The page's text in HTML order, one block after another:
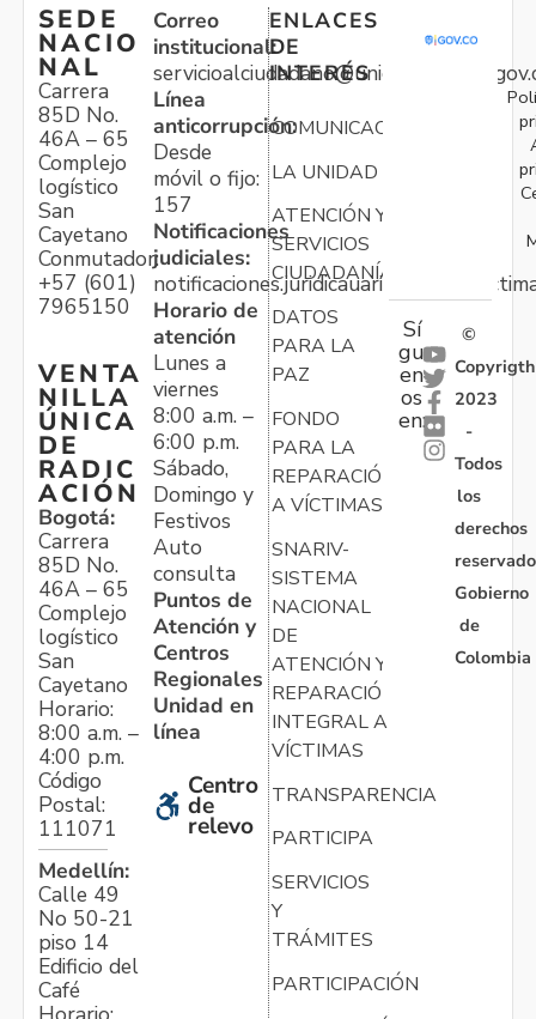
SEDE
NACIO
NAL
Carrera
85D No.
46A – 65
Complejo
logístico
San
Cayetano
Conmutador:
+57 (601)
7965150
VENTA
NILLA
ÚNICA
DE
RADIC
ACIÓN
Bogotá:
Carrera
85D No.
46A – 65
Complejo
logístico
San
Cayetano
Horario:
8:00 a.m. –
4:00 p.m.
Código
Postal:
111071
Medellín:
Calle 49
No 50-21
piso 14
Edificio del
Café
Correo
institucional:
Línea
anticorrupción:
Desde
móvil o fijo:
157
Notificaciones
judiciales:
Horario de
atención
Lunes a
viernes
8:00 a.m. –
6:00 p.m.
Sábado,
Domingo y
Festivos
Auto
consulta
Puntos de
Atención y
Centros
Regionales
Unidad en
línea
Centro
de
relevo
ENLACES
DE
INTERÉS
COMUNICACIONES
LA UNIDAD
ATENCIÓN Y
SERVICIOS
CIUDADANÍA
DATOS
PARA LA
PAZ
FONDO
PARA LA
REPARACIÓN
A VÍCTIMAS
SNARIV-
SISTEMA
NACIONAL
DE
ATENCIÓN Y
REPARACIÓN
INTEGRAL A
VÍCTIMAS
TRANSPARENCIA
PARTICIPA
SERVICIOS
Y
TRÁMITES
PARTICIPACIÓN
Sí
gu
en
os
en:
©
Copyrigth
2023
-
Todos
los
derechos
Gobierno
de
Colombia